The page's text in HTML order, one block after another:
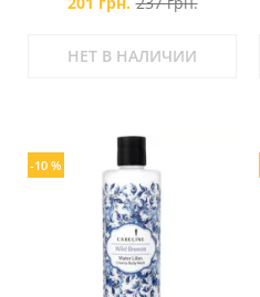
НЕТ В НАЛИЧИИ
-10 %